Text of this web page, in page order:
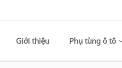
Giới thiệu Phụ tùng ô tô